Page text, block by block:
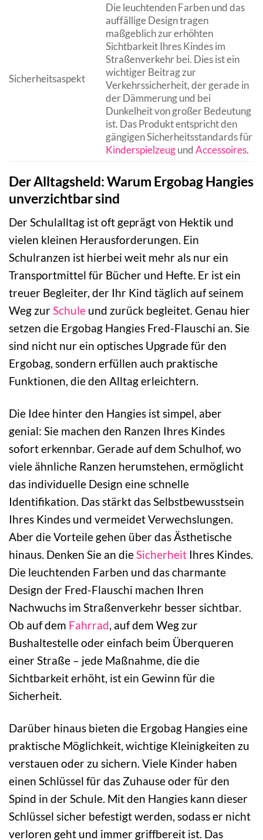
Sicherheitsaspekt
Die leuchtenden Farben und das
auffällige Design tragen
maßgeblich zur erhöhten
Sichtbarkeit Ihres Kindes im
Straßenverkehr bei. Dies ist ein
wichtiger Beitrag zur
Verkehrssicherheit, der gerade in
der Dämmerung und bei
Dunkelheit von großer Bedeutung
ist. Das Produkt entspricht den
gängigen Sicherheitsstandards für
KinderspielzeugundAccessoires.
Der Alltagsheld: Warum Ergobag Hangies
unverzichtbar sind
Der Schulalltag ist oft geprägt von Hektik und
vielen kleinen Herausforderungen. Ein
Schulranzen ist hierbei weit mehr als nur ein
Transportmittel für Bücher und Hefte. Er ist ein
treuer Begleiter, der Ihr Kind täglich auf seinem
Weg zurSchule und zurück begleitet. Genau hier
setzen die Ergobag Hangies Fred-Flauschi an. Sie
sind nicht nur ein optisches Upgrade für den
Ergobag, sondern erfüllen auch praktische
Funktionen, die den Alltag erleichtern.
Die Idee hinter den Hangies ist simpel, aber
genial: Sie machen den Ranzen Ihres Kindes
sofort erkennbar. Gerade auf dem Schulhof, wo
viele ähnliche Ranzen herumstehen, ermöglicht
das individuelle Design eine schnelle
Identifikation. Das stärkt das Selbstbewusstsein
Ihres Kindes und vermeidet Verwechslungen.
Aber die Vorteile gehen über das Ästhetische
hinaus. Denken Sie an dieSicherheit Ihres Kindes.
Die leuchtenden Farben und das charmante
Design der Fred-Flauschi machen Ihren
Nachwuchs im Straßenverkehr besser sichtbar.
Ob auf dem Fahrrad, auf dem Weg zur
Bushaltestelle oder einfach beim Überqueren
einer Straße – jede Maßnahme, die die
Sichtbarkeit erhöht, ist ein Gewinn für die
Sicherheit.
Darüber hinaus bieten die Ergobag Hangies eine
praktische Möglichkeit, wichtige Kleinigkeiten zu
verstauen oder zu sichern. Viele Kinder haben
einen Schlüssel für das Zuhause oder für den
Spind in der Schule. Mit den Hangies kann dieser
Schlüssel sicher befestigt werden, sodass er nicht
verloren geht und immer griffbereit ist. Das